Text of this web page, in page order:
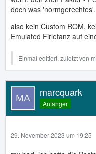
doch was 'normgerechtes',
also kein Custom ROM,
Emulated Firlefanz auf
Einmal editiert, zuletzt von
marcquark
Anfänger
29. November 2023 um 19:25